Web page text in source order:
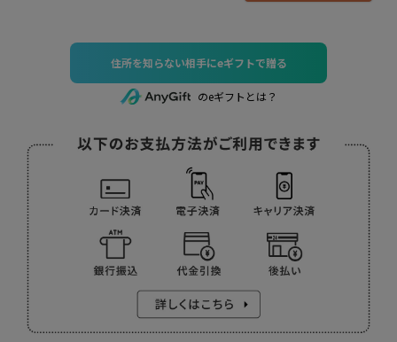
住所を知らない相手にeギフトで贈る
のeギフトとは？